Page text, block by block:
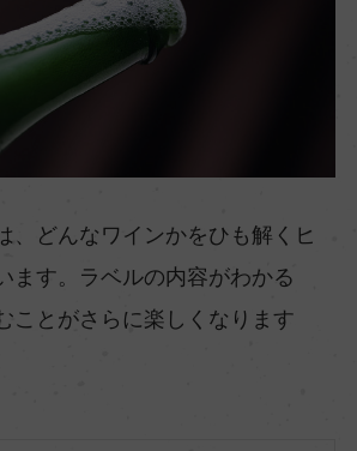
、どんなワインかをひも解くヒ
ます。ラベルの内容がわかる
ことがさらに楽しくなります